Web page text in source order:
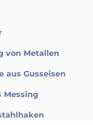
von Metallen
aus Gusseisen
Messing